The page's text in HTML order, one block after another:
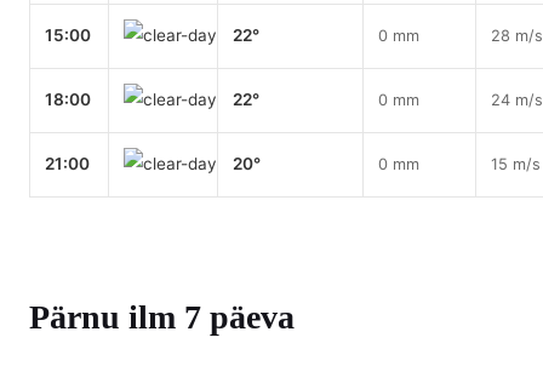
15:00 22° 0 mm 28 m/s
18:00 22° 0 mm 24 m/s
21:00 20° 0 mm 15 m/s
Pärnu ilm 7 päeva